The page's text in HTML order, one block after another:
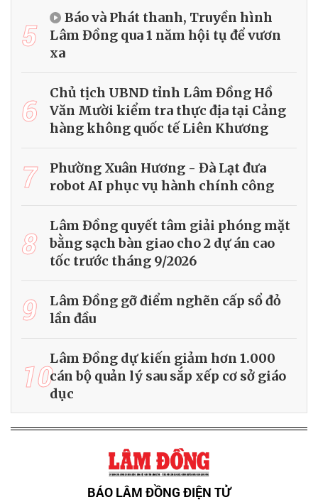
5
Báo và Phát thanh, Truyền hình
Lâm Đồng qua 1 năm hội tụ để vươn
xa
6
Chủ tịch UBND tỉnh Lâm Đồng Hồ
Văn Mười kiểm tra thực địa tại Cảng
hàng không quốc tế Liên Khương
7
Phường Xuân Hương - Đà Lạt đưa
robot AI phục vụ hành chính công
8
Lâm Đồng quyết tâm giải phóng mặt
bằng sạch bàn giao cho 2 dự án cao
tốc trước tháng 9/2026
9
Lâm Đồng gỡ điểm nghẽn cấp sổ đỏ
lần đầu
10Lâm Đồng dự kiến giảm hơn 1.000
cán bộ quản lý sau sắp xếp cơ sở giáo
dục
BÁO LÂM ĐỒNG ĐIỆN TỬ